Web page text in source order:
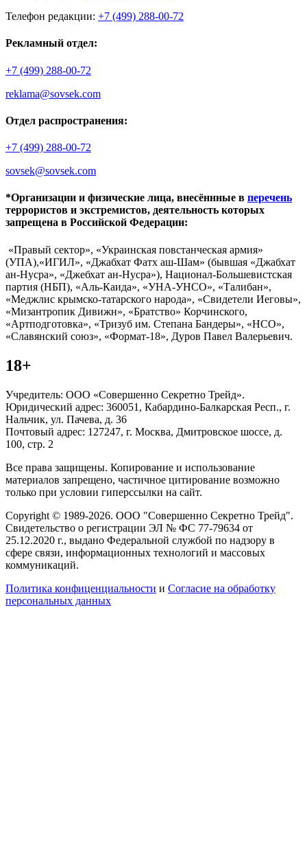
Телефон редакции: +7 (499) 288-00-72
Рекламный отдел:
+7 (499) 288-00-72
reklama@sovsek.com
Отдел распространения:
+7 (499) 288-00-72
sovsek@sovsek.com
*Организации и физические лица, внесённные в перечень
террористов и экстремистов, деятельность которых
запрещена в Российской Федерации:
«Правый сектор», «Украинская повстанческая армия»
(УПА),«ИГИЛ», «Джабхат Фатх аш-Шам» (бывшая «Джабхат
ан-Нусра», «Джебхат ан-Нусра»), Национал-Большевистская
партия (НБП), «Аль-Каида», «УНА-УНСО», «Талибан»,
«Меджлис крымско-татарского народа», «Свидетели Иеговы»,
«Мизантропик Дивижн», «Братство» Корчинского,
«Артподготовка», «Тризуб им. Степана Бандеры», «НСО»,
«Славянский союз», «Формат-18», Дуров Павел Валерьевич.
18+
Учредитель: ООО «Совершенно Секретно Трейд».
Юридический адрес: 360051, Кабардино-Балкарская Респ., г.
Нальчик, ул. Пачева, д. 36
Почтовый адрес: 127247, г. Москва, Дмитровское шоссе, д.
100, стр. 2
Все права защищены. Копирование и использование
материалов запрещено, частичное цитирование возможно
только при условии гиперссылки на сайт.
Copyright © 1989-2026. ООО "Совершенно Секретно Трейд".
Свидетельство о регистрации ЭЛ № ФС 77-79634 от
25.12.2020 г., выдано Федеральной службой по надзору в
сфере связи, информационных технологий и массовых
коммуникаций.
Политика конфиценциальности и Согласие на обработку
персональных данных